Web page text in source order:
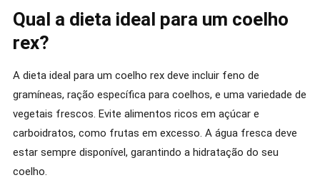
Qual a dieta ideal para um coelho
rex?
A dieta ideal para um coelho rex deve incluir feno de
gramíneas, ração específica para coelhos, e uma variedade de
vegetais frescos. Evite alimentos ricos em açúcar e
carboidratos, como frutas em excesso. A água fresca deve
estar sempre disponível, garantindo a hidratação do seu
coelho.